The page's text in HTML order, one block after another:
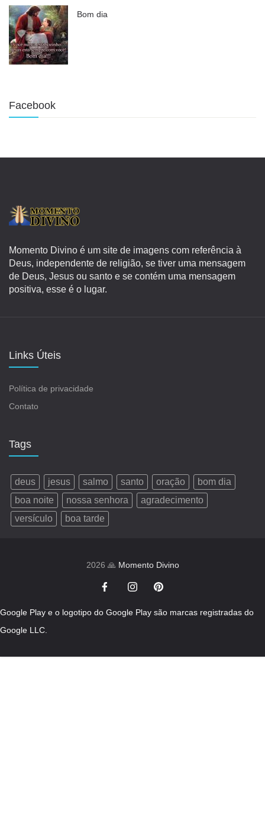
Bom dia
Facebook
Momento Divino é um site de imagens com referência à
Deus, independente de religião, se tiver uma mensagem
de Deus, Jesus ou santo e se contém uma mensagem
positiva, esse é o lugar.
Links Úteis
Política de privacidade
Contato
Tags
deus jesus salmo santo oração
bom dia
boa noite
nossa senhora
agradecimento
versículo
boa tarde
2026 🙏 Momento Divino
Google Play e o logotipo do Google Play são marcas registradas do
Google LLC.